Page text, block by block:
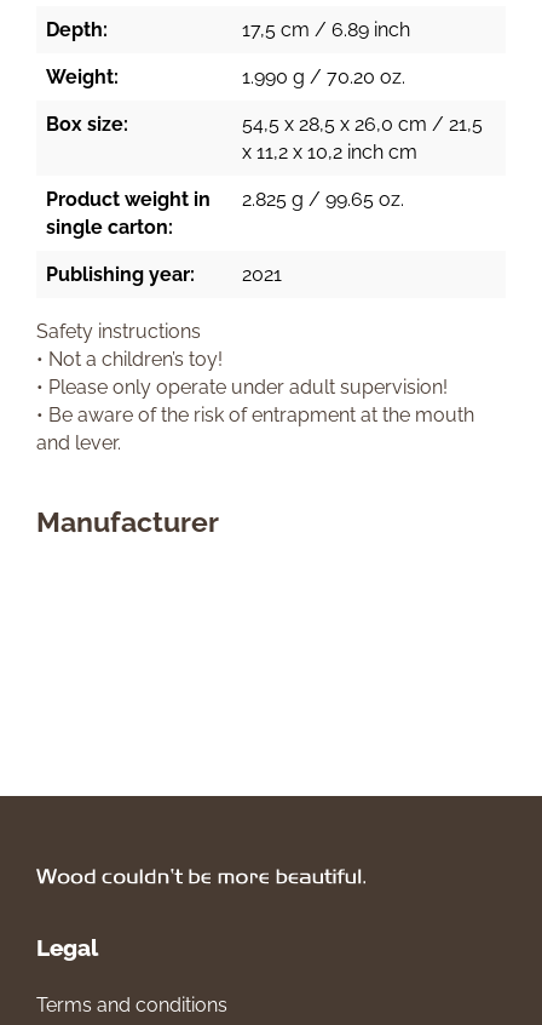
Depth: 17,5 cm / 6.89 inch
Weight: 1.990 g / 70.20 oz.
Box size:
54,5 x 28,5 x 26,0 cm / 21,5
x 11,2 x 10,2 inch cm
Product weight in
single carton:
2.825 g / 99.65 oz.
Publishing year: 2021
Safety instructions
• Not a children’s toy!
• Please only operate under adult supervision!
• Be aware of the risk of entrapment at the mouth
and lever.
Manufacturer
Legal
Terms and conditions